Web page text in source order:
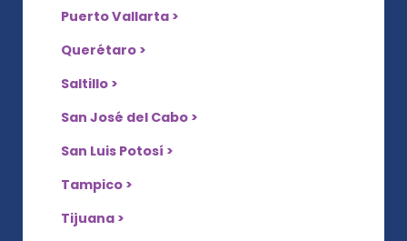
Puerto Vallarta >
Querétaro >
Saltillo >
San José del Cabo >
San Luis Potosí >
Tampico >
Tijuana >